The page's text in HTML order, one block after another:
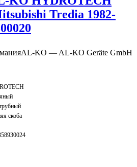
Tredia 1982-
AL-KO — AL-KO Geräte GmbH
скоба